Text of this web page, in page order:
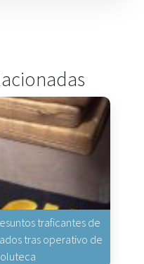
traficantes de
tras operativo de